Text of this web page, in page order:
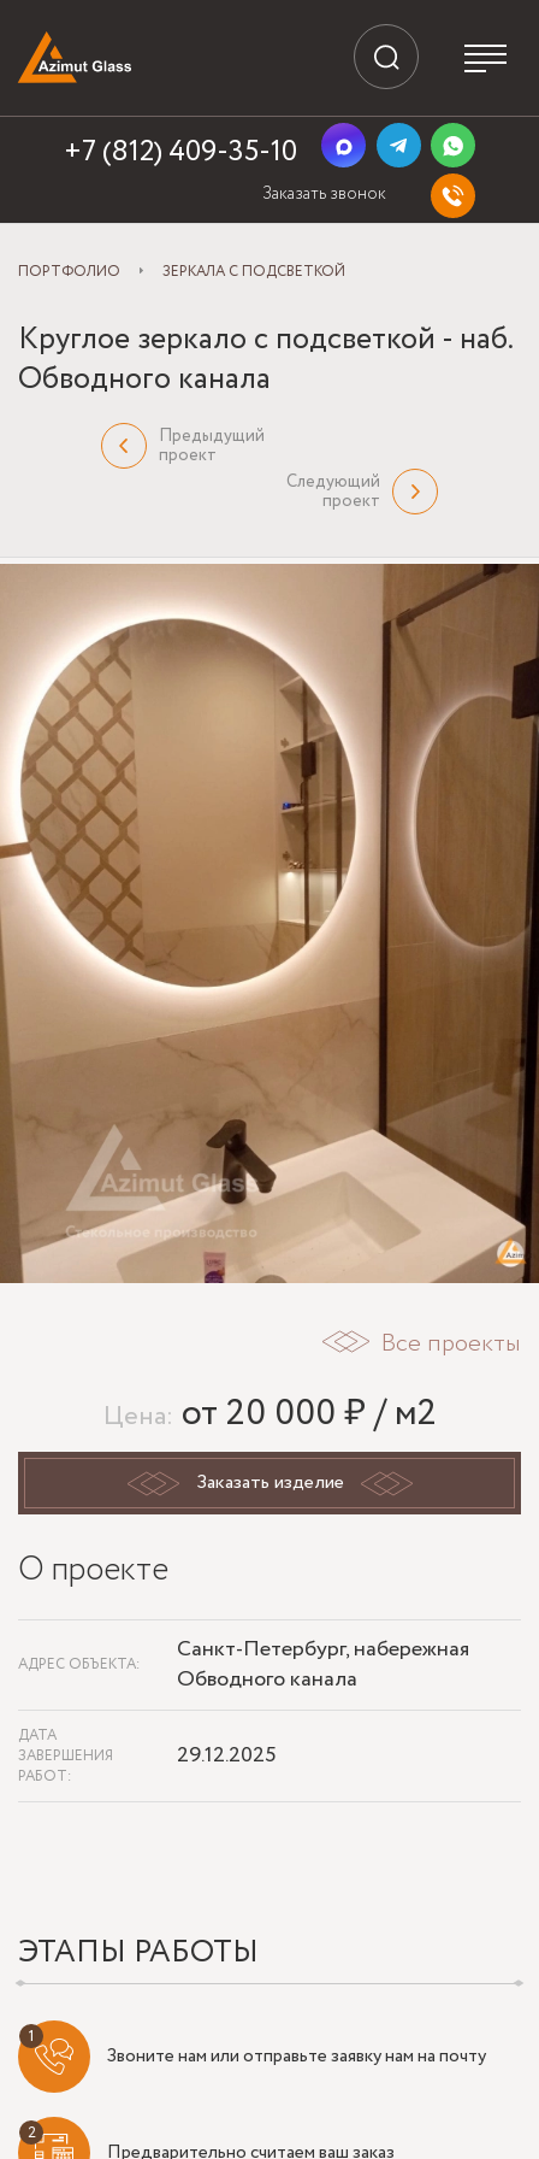
+7 (812) 409-35-10
Заказать звонок
ПОРТФОЛИО ЗЕРКАЛА С ПОДСВЕТКОЙ
Круглое зеркало с подсветкой - наб.
Обводного канала
Предыдущий
проект
Следующий
проект
Все проекты
Цена: от 20 000 ₽ / м2
Заказать изделие
О проекте
АДРЕС ОБЪЕКТА:
Санкт-Петербург, набережная
Обводного канала
ДАТА
ЗАВЕРШЕНИЯ
РАБОТ:
29.12.2025
ЭТАПЫ РАБОТЫ
Звоните нам или отправьте заявку нам на почту
Предварительно считаем ваш заказ